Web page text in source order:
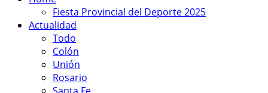
Fiesta Provincial del Deporte 2025
Actualidad
Todo
Colón
Unión
Rosario